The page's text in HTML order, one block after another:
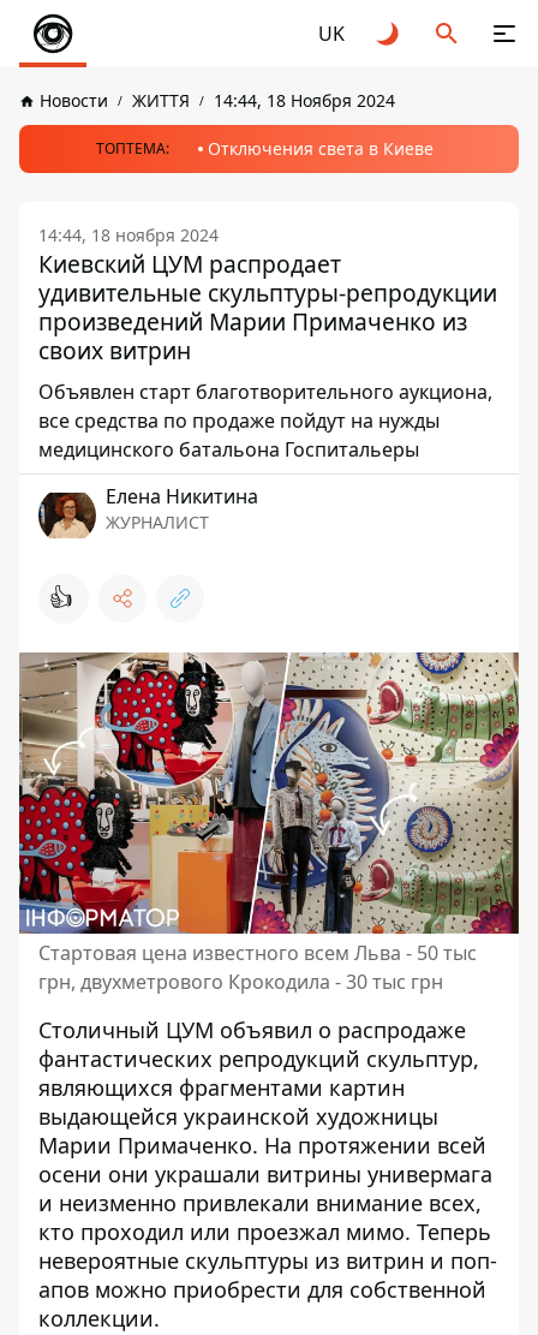
UK
Новости ЖИТТЯ 14:44, 18 Ноября 2024
ТОПТЕМА: Отключения света в Киеве
14:44, 18 ноября 2024
Киевский ЦУМ распродает
удивительные скульптуры-репродукции
произведений Марии Примаченко из
своих витрин
Объявлен старт благотворительного аукциона,
все средства по продаже пойдут на нужды
медицинского батальона Госпитальеры
Елена Никитина
ЖУРНАЛИСТ
👍
Стартовая цена известного всем Льва - 50 тыс
грн, двухметрового Крокодила - 30 тыс грн
Столичный ЦУМ объявил о распродаже
фантастических репродукций скульптур,
являющихся фрагментами картин
выдающейся украинской художницы
Марии Примаченко. На протяжении всей
осени они украшали витрины универмага
и неизменно привлекали внимание всех,
кто проходил или проезжал мимо. Теперь
невероятные скульптуры из витрин и поп-
апов можно приобрести для собственной
коллекции.